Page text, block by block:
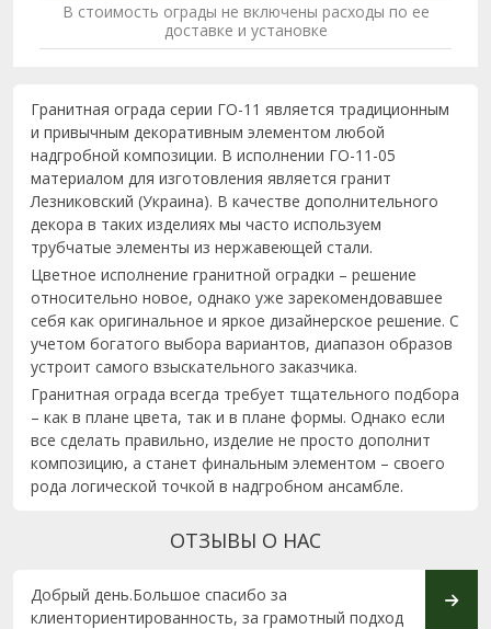
В стоимость ограды не включены расходы по ее
доставке и установке
Гранитная ограда серии ГО-11 является традиционным
и привычным декоративным элементом любой
надгробной композиции. В исполнении ГО-11-05
материалом для изготовления является гранит
Лезниковский (Украина). В качестве дополнительного
декора в таких изделиях мы часто используем
трубчатые элементы из нержавеющей стали.
Цветное исполнение гранитной оградки – решение
относительно новое, однако уже зарекомендовавшее
себя как оригинальное и яркое дизайнерское решение. С
учетом богатого выбора вариантов, диапазон образов
устроит самого взыскательного заказчика.
Гранитная ограда всегда требует тщательного подбора
– как в плане цвета, так и в плане формы. Однако если
все сделать правильно, изделие не просто дополнит
композицию, а станет финальным элементом – своего
рода логической точкой в надгробном ансамбле.
ОТЗЫВЫ О НАС
Добрый день.Большое спасибо за
клиенториентированность, за грамотный подход